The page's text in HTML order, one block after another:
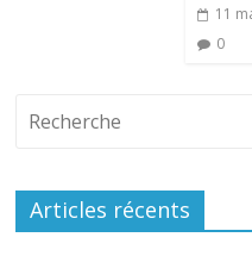
11
0
Articles récents